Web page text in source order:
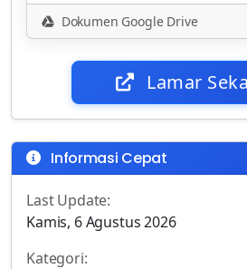
Dokumen Google Drive
Lamar
Informasi Cepat
Last Update:
Kamis, 6 Agustus 2026
Kategori: